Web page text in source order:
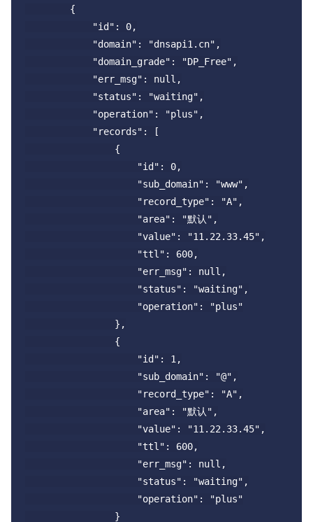
        {
            "id": 0,
            "domain": "dnsapi1.cn",
            "domain_grade": "DP_Free",
            "err_msg": null,
            "status": "waiting",
            "operation": "plus",
            "records": [
                {
                    "id": 0,
                    "sub_domain": "www",
                    "record_type": "A",
                    "area": "默认",
                    "value": "11.22.33.45",
                    "ttl": 600,
                    "err_msg": null,
                    "status": "waiting",
                    "operation": "plus"
                },
                {
                    "id": 1,
                    "sub_domain": "@",
                    "record_type": "A",
                    "area": "默认",
                    "value": "11.22.33.45",
                    "ttl": 600,
                    "err_msg": null,
                    "status": "waiting",
                    "operation": "plus"
                }